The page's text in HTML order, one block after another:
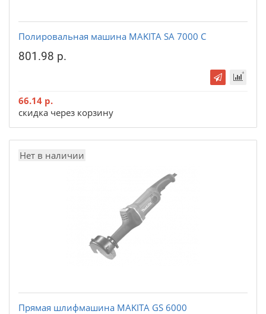
Полировальная машина MAKITA SA 7000 C
801.98 р.
66.14 р.
скидка через корзину
Нет в наличии
Прямая шлифмашина MAKITA GS 6000